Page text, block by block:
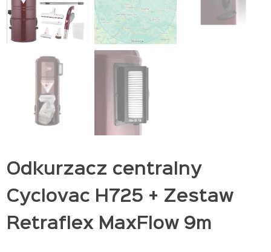
Odkurzacz centralny
Cyclovac H725 + Zestaw
Retraflex MaxFlow 9m